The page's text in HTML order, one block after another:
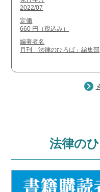
2022/07
定価
660 円（税込み）
編著者名
月刊「法律のひろば」編集部
法律の